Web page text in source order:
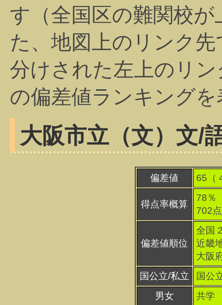
す（全国区の難関校
た、地図上のリンク
分けされた左上のリ
の偏差値ランキング
大阪市立（文） 文/
偏差値 65（
得点率概算
78％
702
偏差値順位
全国
近畿
大阪
国公立/私立
国公
男女
共学